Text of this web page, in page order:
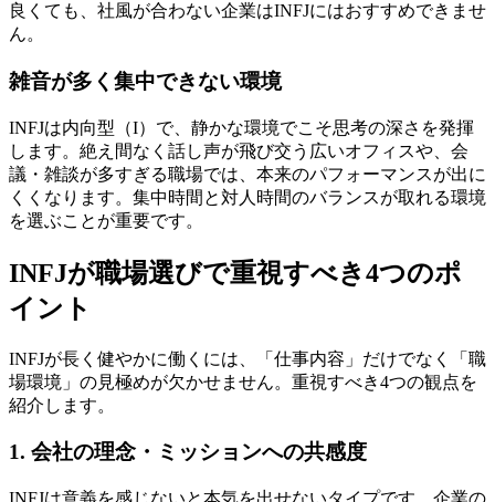
良くても、社風が合わない企業はINFJにはおすすめできませ
ん。
雑音が多く集中できない環境
INFJは内向型（I）で、静かな環境でこそ思考の深さを発揮
します。絶え間なく話し声が飛び交う広いオフィスや、会
議・雑談が多すぎる職場では、本来のパフォーマンスが出に
くくなります。集中時間と対人時間のバランスが取れる環境
を選ぶことが重要です。
INFJが職場選びで重視すべき4つのポ
イント
INFJが長く健やかに働くには、「仕事内容」だけでなく「職
場環境」の見極めが欠かせません。重視すべき4つの観点を
紹介します。
1. 会社の理念・ミッションへの共感度
INFJは意義を感じないと本気を出せないタイプです。企業の